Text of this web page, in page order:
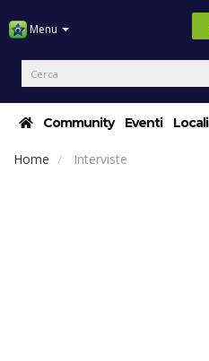
Menu
Community Eventi Locali
Home Interviste